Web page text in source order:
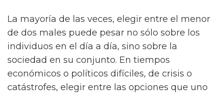
La mayoría de las veces, elegir entre el menor
de dos males puede pesar no sólo sobre los
individuos en el día a día, sino sobre la
sociedad en su conjunto. En tiempos
económicos o políticos difíciles, de crisis o
catástrofes, elegir entre las opciones que uno